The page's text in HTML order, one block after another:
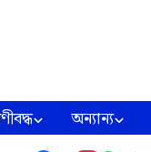
অন্যান্য